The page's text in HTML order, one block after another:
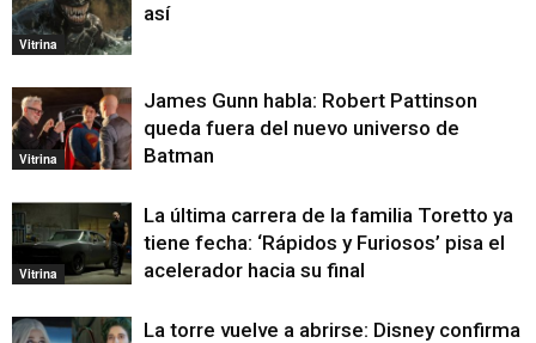
Vitrina
así
Vitrina
James Gunn habla: Robert Pattinson
queda fuera del nuevo universo de
Batman
Vitrina
La última carrera de la familia Toretto ya
tiene fecha: ‘Rápidos y Furiosos’ pisa el
acelerador hacia su final
La torre vuelve a abrirse: Disney confirma